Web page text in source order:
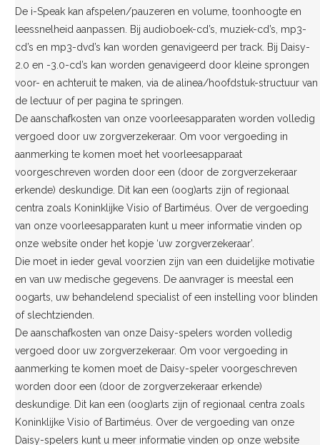
De i-Speak kan afspelen/pauzeren en volume, toonhoogte en
leessnelheid aanpassen. Bij audioboek-cd’s, muziek-cd’s, mp3-
cd’s en mp3-dvd’s kan worden genavigeerd per track. Bij Daisy-
2.0 en -3.0-cd’s kan worden genavigeerd door kleine sprongen
voor- en achteruit te maken, via de alinea/hoofdstuk-structuur van
de lectuur of per pagina te springen.
De aanschafkosten van onze voorleesapparaten worden volledig
vergoed door uw zorgverzekeraar. Om voor vergoeding in
aanmerking te komen moet het voorleesapparaat
voorgeschreven worden door een (door de zorgverzekeraar
erkende) deskundige. Dit kan een (oog)arts zijn of regionaal
centra zoals Koninklijke Visio of Bartiméus. Over de vergoeding
van onze voorleesapparaten kunt u meer informatie vinden op
onze website onder het kopje ‘uw zorgverzekeraar’.
Die moet in ieder geval voorzien zijn van een duidelijke motivatie
en van uw medische gegevens. De aanvrager is meestal een
oogarts, uw behandelend specialist of een instelling voor blinden
of slechtzienden.
De aanschafkosten van onze Daisy-spelers worden volledig
vergoed door uw zorgverzekeraar. Om voor vergoeding in
aanmerking te komen moet de Daisy-speler voorgeschreven
worden door een (door de zorgverzekeraar erkende)
deskundige. Dit kan een (oog)arts zijn of regionaal centra zoals
Koninklijke Visio of Bartiméus. Over de vergoeding van onze
Daisy-spelers kunt u meer informatie vinden op onze website